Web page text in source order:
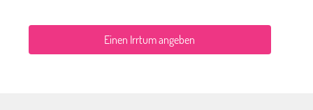
Einen Irrtum angeben